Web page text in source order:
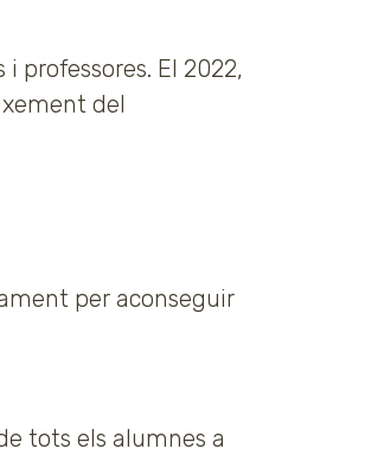
professores. El 2022,
del
per aconseguir
tots els alumnes a